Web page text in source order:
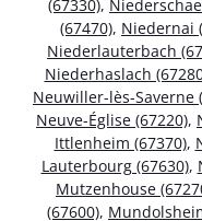
(67330),
(67470), Niedernai
Niederlauterbach
Niederhaslach
Neuwiller-lès-Saverne
Neuve-Église (67220),
Ittlenheim (67370),
Lauterbourg (67630),
Mutzenhouse
(67600),